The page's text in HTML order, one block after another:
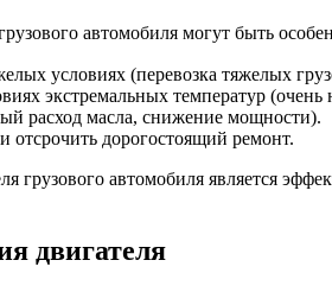
автомобиля могут быть
условиях (перевозка тяжелых
экстремальных температур
расход масла, снижение мощности).
дорогостоящий ремонт.
грузового автомобиля является
двигателя